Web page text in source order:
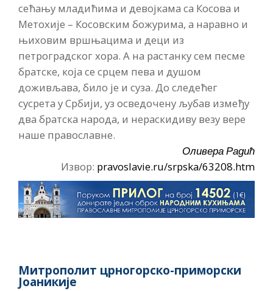
сећању младићима и девојкама са Косова и
Метохије – Косовским божурима, а наравно и
њиховим вршњацима и деци из
петроградског хора. А на растанку сем песме
братске, која се срцем пева и душом
доживљава, било је и суза. До следећег
сусрета у Србији, уз осведочену љубав између
два братска народа, и нераскидиву везу вере
наше православне.
Оливера Радић
Извор: pravoslavie.ru/srpska/63208.htm
Митрополит црногорско-приморски
Јоаникије